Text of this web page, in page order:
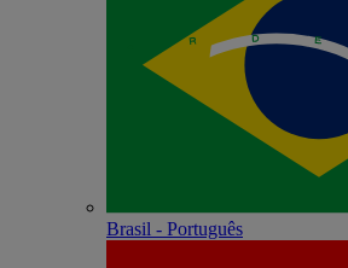
Brasil - Português